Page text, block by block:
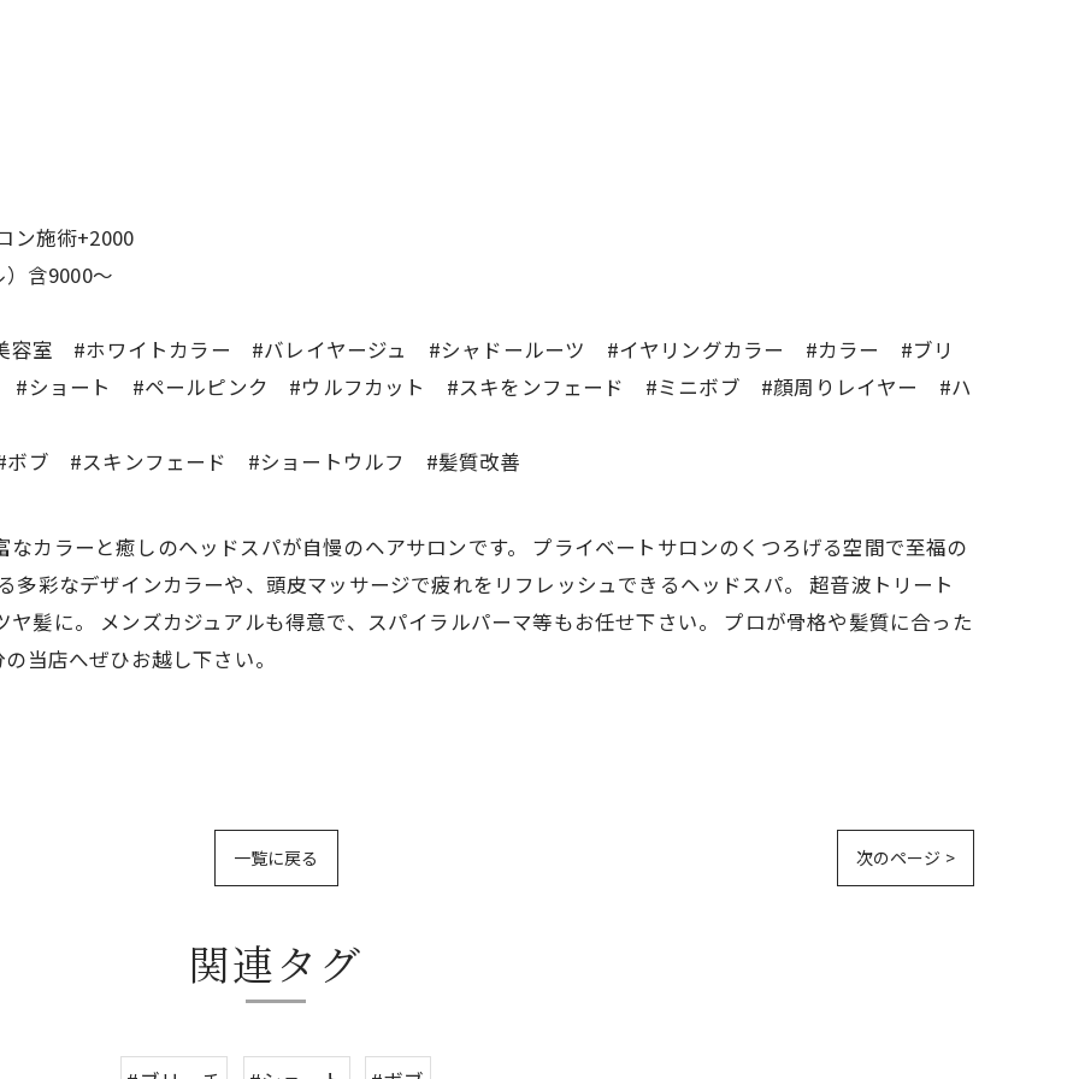
施術+2000
含9000〜
室 #ホワイトカラー #バレイヤージュ #シャドールーツ #イヤリングカラー #カラー #ブリ
ョート #ペールピンク #ウルフカット #スキをンフェード #ミニボブ #顔周りレイヤー #ハ
ブ #スキンフェード #ショートウルフ #髪質改善
カラーと癒しのヘッドスパが自慢のヘアサロンです。 プライベートサロンのくつろげる空間で至福の
多彩なデザインカラーや、頭皮マッサージで疲れをリフレッシュできるヘッドスパ。 超音波トリート
髪に。 メンズカジュアルも得意で、スパイラルパーマ等もお任せ下さい。 プロが骨格や髪質に合った
当店へぜひお越し下さい。
一覧に戻る 次のページ >
関連タグ